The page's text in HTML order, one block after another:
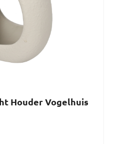
Houder Vogelhuis